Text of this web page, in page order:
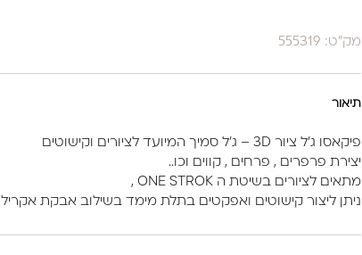
מק"ט: 555319
תיאור
פיקאסו ג'ל ציור 3D – ג'ל סמיך המיועד לציורים וקישוטים
יצירת פרפרים , פרחים , קווים וכו..
מתאים לציורים בשיטת ה ONE STROK ,
ניתן ליצור קישוטים ואפקטים בתלת מימד בשילוב אבקת אקריל